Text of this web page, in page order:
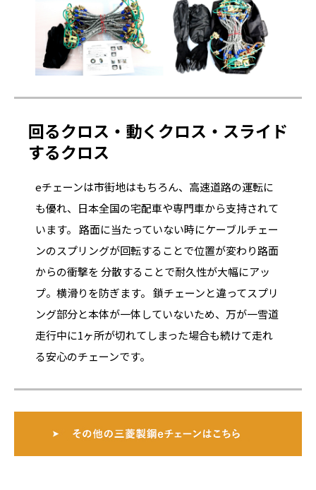
回るクロス・動くクロス・スライド
するクロス
eチェーンは市街地はもちろん、高速道路の運転に
も優れ、日本全国の宅配車や専門車から支持されて
います。 路面に当たっていない時にケーブルチェー
ンのスプリングが回転することで位置が変わり路面
からの衝撃を 分散することで耐久性が大幅にアッ
プ。横滑りを防ぎます。 鎖チェーンと違ってスプリ
ング部分と本体が一体していないため、万が一雪道
走行中に1ヶ所が切れてしまった場合も続けて走れ
る安心のチェーンです。